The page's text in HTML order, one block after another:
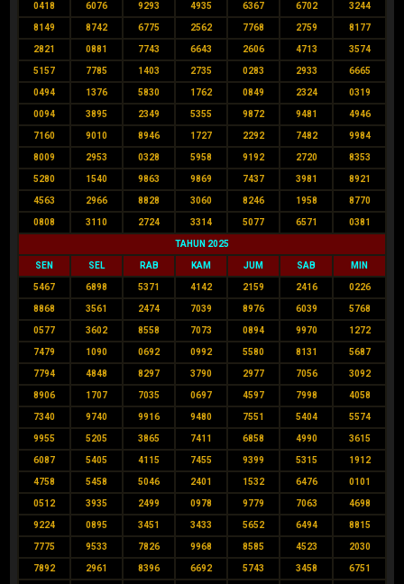
0418 6076 9293 4935 6367 6702 3244
8149 8742 6775 2562 7768 2759 8177
2821 0881 7743 6643 2606 4713 3574
5157 7785 1403 2735 0283 2933 6665
0494 1376 5830 1762 0849 2324 0319
0094 3895 2349 5355 9872 9481 4946
7160 9010 8946 1727 2292 7482 9984
8009 2953 0328 5958 9192 2720 8353
5280 1540 9863 9869 7437 3981 8921
4563 2966 8828 3060 8246 1958 8770
0808 3110 2724 3314 5077 6571 0381
TAHUN 2025
SEN SEL RAB KAM JUM SAB MIN
5467 6898 5371 4142 2159 2416 0226
8868 3561 2474 7039 8976 6039 5768
0577 3602 8558 7073 0894 9970 1272
7479 1090 0692 0992 5580 8131 5687
7794 4848 8297 3790 2977 7056 3092
8906 1707 7035 0697 4597 7998 4058
7340 9740 9916 9480 7551 5404 5574
9955 5205 3865 7411 6858 4990 3615
6087 5405 4115 7455 9399 5315 1912
4758 5458 5046 2401 1532 6476 0101
0512 3935 2499 0978 9779 7063 4698
9224 0895 3451 3433 5652 6494 8815
7775 9533 7826 9968 8585 4523 2030
7892 2961 8396 6692 5743 3458 6751